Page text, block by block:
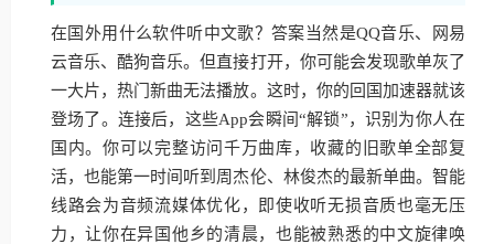
在国外用什么软件听中文歌？答案当然是QQ音乐、网易
云音乐、酷狗音乐。但直接打开，你可能会发现歌单灰了
一大片，热门新曲无法播放。这时，你的回国加速器就该
登场了。连接后，这些App会瞬间“解锁”，识别为你人在
国内。你可以完整访问千万曲库，收藏的旧歌单全部复
活，也能第一时间听到周杰伦、林俊杰的最新单曲。智能
线路会为音频流媒体优化，即使收听无损音质也毫无压
力，让你在异国他乡的清晨，也能被熟悉的中文旋律唤